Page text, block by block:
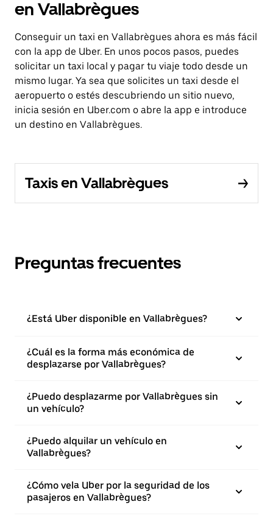
en Vallabrègues
Conseguir un taxi en Vallabrègues ahora es más fácil
con la app de Uber. En unos pocos pasos, puedes
solicitar un taxi local y pagar tu viaje todo desde un
mismo lugar. Ya sea que solicites un taxi desde el
aeropuerto o estés descubriendo un sitio nuevo,
inicia sesión en Uber.com o abre la app e introduce
un destino en Vallabrègues.
Taxis en Vallabrègues
Preguntas frecuentes
¿Está Uber disponible en Vallabrègues?
¿Cuál es la forma más económica de
desplazarse por Vallabrègues?
¿Puedo desplazarme por Vallabrègues sin
un vehículo?
¿Puedo alquilar un vehículo en
Vallabrègues?
¿Cómo vela Uber por la seguridad de los
pasajeros en Vallabrègues?